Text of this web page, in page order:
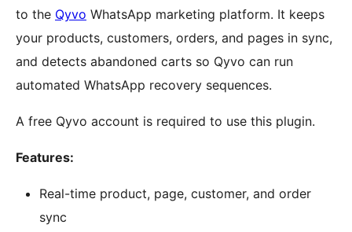
to the Qyvo WhatsApp marketing platform. It keeps
your products, customers, orders, and pages in sync,
and detects abandoned carts so Qyvo can run
automated WhatsApp recovery sequences.
A free Qyvo account is required to use this plugin.
Features:
Real-time product, page, customer, and order
sync